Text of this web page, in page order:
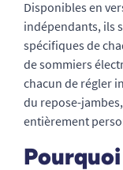
Disponibles en
indépendants, ils
spécifiques de
de sommiers
chacun de régler
du repose-
entièrement